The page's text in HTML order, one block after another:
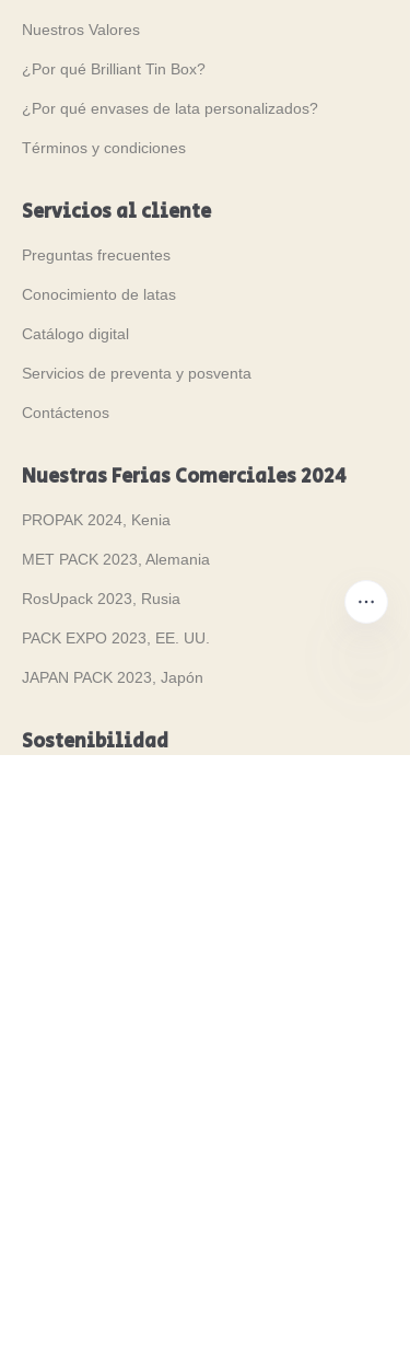
Nuestros Valores
¿Por qué Brilliant Tin Box?
¿Por qué envases de lata personalizados?
Términos y condiciones
Servicios al cliente
Preguntas frecuentes
Conocimiento de latas
Catálogo digital
Servicios de preventa y posventa
Contáctenos
Nuestras Ferias Comerciales 2024
PROPAK 2024, Kenia
MET PACK 2023, Alemania
RosUpack 2023, Rusia
PACK EXPO 2023, EE. UU.
JAPAN PACK 2023, Japón
Sostenibilidad